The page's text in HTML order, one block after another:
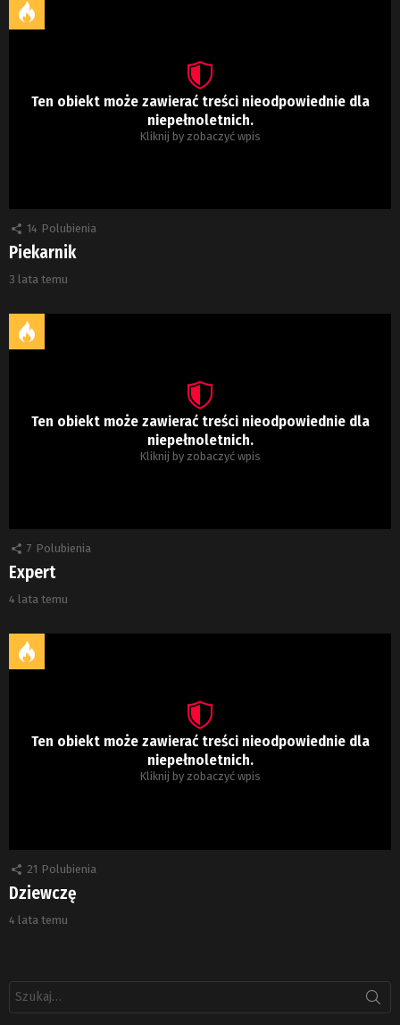
Ten obiekt może zawierać treści nieodpowiednie dla
niepełnoletnich.
Kliknij by zobaczyć wpis
14 Polubienia
Piekarnik
3 lata temu
Ten obiekt może zawierać treści nieodpowiednie dla
niepełnoletnich.
Kliknij by zobaczyć wpis
7 Polubienia
Expert
4 lata temu
Ten obiekt może zawierać treści nieodpowiednie dla
niepełnoletnich.
Kliknij by zobaczyć wpis
21 Polubienia
Dziewczę
4 lata temu